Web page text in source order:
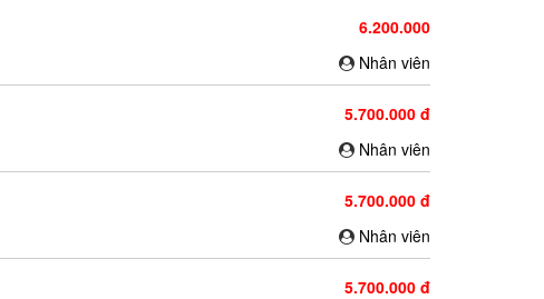
6.200.000
Nhân viên
5.700.000 đ
Nhân viên
5.700.000 đ
Nhân viên
5.700.000 đ